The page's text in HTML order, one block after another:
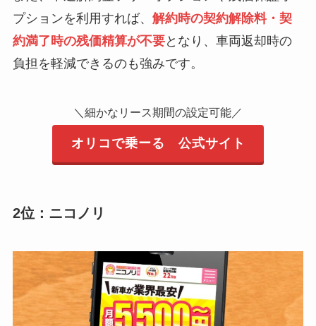
があります。
途中解約が難しい。
所有権などがないの
で、
らない。
色々なカスタマイズ
の制限などがある。
走行距離の制限があ
する場合に追加費用
が発生することで
す。
プションを利用すれば、 解約時の契約解除料・契
約満了時の残価精算が不要となり、車両返却時の
負担を軽減できるのも強みです。
＼細かなリース期間の設定可能／
オリコで乗ーる 公式サイト
2位：ニコノリ